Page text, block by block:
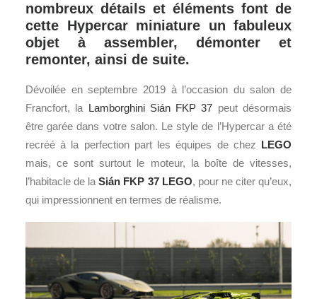
nombreux détails et éléments font de
cette Hypercar miniature un fabuleux
objet à assembler, démonter et
remonter, ainsi de suite.
Dévoilée en septembre 2019 à l’occasion du salon de
Francfort, la Lamborghini Sián FKP 37 peut désormais
être garée dans votre salon. Le style de l’Hypercar a été
recréé à la perfection part les équipes de chez LEGO
mais, ce sont surtout le moteur, la boîte de vitesses,
l’habitacle de laSián FKP 37 LEGO, pour ne citer qu’eux,
qui impressionnent en termes de réalisme.